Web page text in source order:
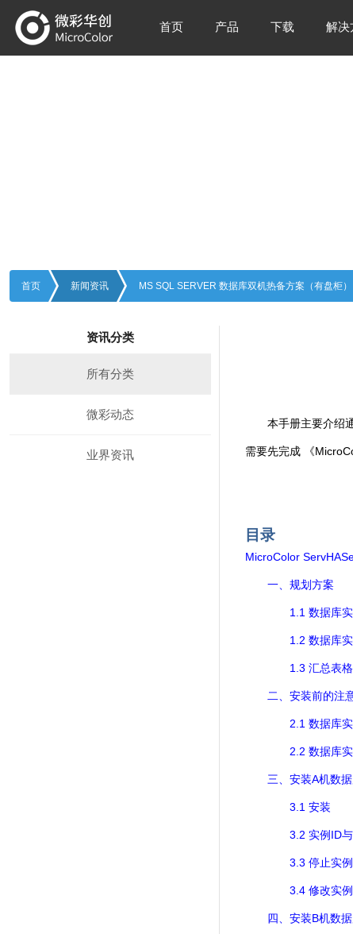
首页 产品 下载 解决
首页 新闻资讯 MS SQL SERVER 数据库双机热备方案（有盘柜）
资讯分类
所有分类
微彩动态
业界资讯
本手册主要介绍
需要先完成 《
目录
MicroColor
一、规划方案
1.1 数据库实
1.2 数据库
1.3 汇总表格
二、安装前的注
2.1 数据库实
2.2 数据库
三、安装A机数
3.1 安装
3.2 实例 ID
3.3 停止实例
3.4 修改实
四、安装B机数